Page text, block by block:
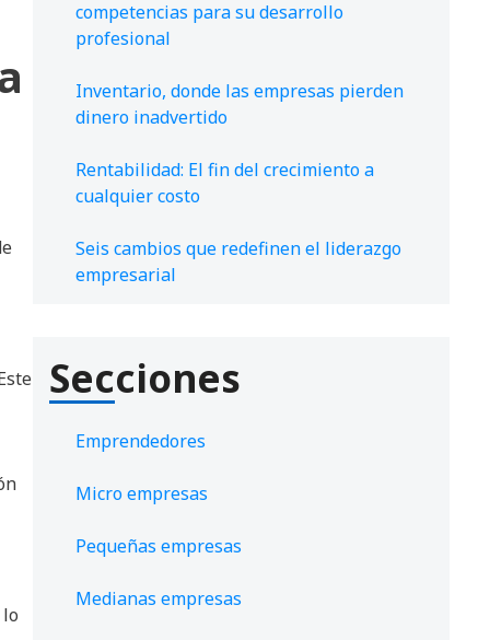
competencias para su desarrollo
profesional
Inventario, donde las empresas pierden
dinero inadvertido
Rentabilidad: El fin del crecimiento a
cualquier costo
Seis cambios que redefinen el liderazgo
empresarial
Secciones
Emprendedores
Micro empresas
Pequeñas empresas
Medianas empresas